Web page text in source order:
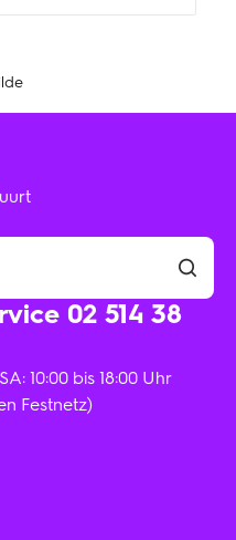
02 514 38
10:00 bis 18:00 Uhr
Festnetz)